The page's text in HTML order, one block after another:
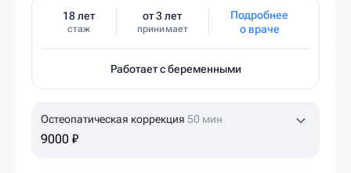
18 лет
стаж
от 3 лет
принимает
Подробнее
о враче
Работает с беременными
Остеопатическая коррекция 50 мин
9000 ₽